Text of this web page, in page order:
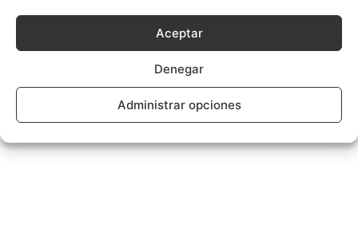
Aceptar
Denegar
Administrar opciones